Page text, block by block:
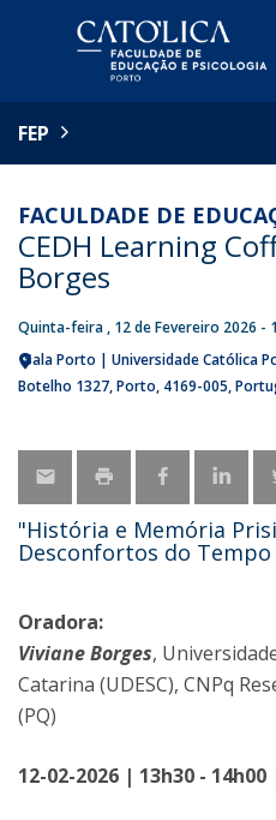
FEP
FACULDADE DE
CEDH Learning
Borges
Quinta-feira , 12 de Fevereiro 2026 -
Sala Porto | Universidade Católica
Botelho 1327 Porto 4169-005
"História e Memória
Desconfortos do
Oradora:
Viviane Borges,
Catarina (UDESC), CNPq
(PQ)
12-02-2026 | 13h30 -